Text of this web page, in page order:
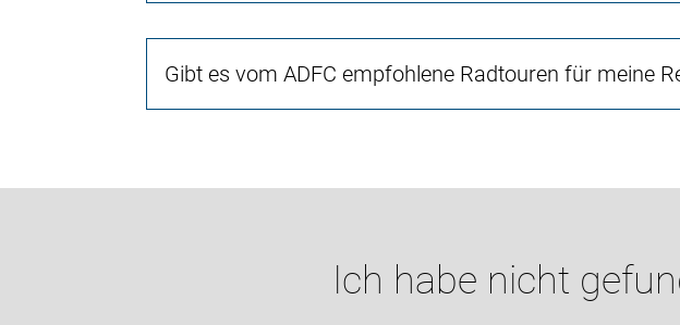
Gibt es vom ADFC empfohlene Radtouren für meine
Ich habe nicht